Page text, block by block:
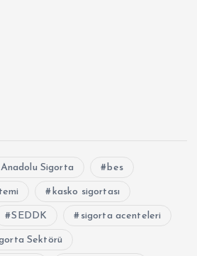
Anadolu Sigorta bes
kasko sigortası
SEDDK sigorta acenteleri
Sektörü